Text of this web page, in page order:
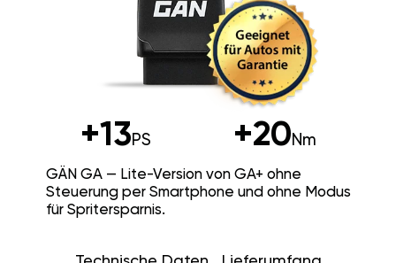
+13PS +20Nm
GÄN GA — Lite-Version von GA+ ohne
Steuerung per Smartphone und ohne Modus
für Spritersparnis.